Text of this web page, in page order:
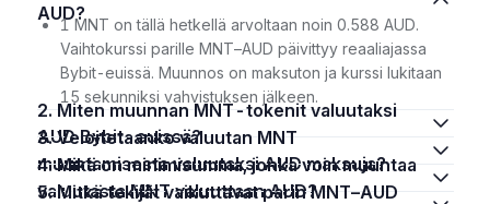
AUD?
1 MNT on tällä hetkellä arvoltaan noin 0.588 AUD.
Vaihtokurssi parille MNT–AUD päivittyy reaaliajassa
Bybit-euissä. Muunnos on maksuton ja kurssi lukitaan
15 sekunniksi vahvistuksen jälkeen.
2. Miten muunnan MNT-tokenit valuutaksi
AUD Bybit-euissä?
3. Veloitetaanko valuutan MNT
muuntamisesta valuutaksi AUD maksuja?
4. Mikä on minimisumma, jonka voin muuntaa
valuutasta MNT valuuttaan AUD?
5. Mitkä tekijät vaikuttavat parin MNT–AUD